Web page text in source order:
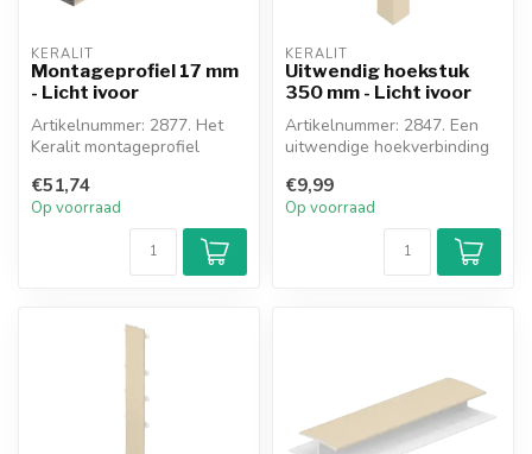
KERALIT
Montageprofiel 17 mm
- Licht ivoor
Artikelnummer: 2877. Het
Keralit montageprofiel
het Kera...
€51,74
Op voorraad
KERALIT
Uitwendig hoekstuk
350 mm - Licht ivoor
Artikelnummer: 2847. Een
uitwendige hoekverbinding
dakrandpane...
€9,99
Op voorraad